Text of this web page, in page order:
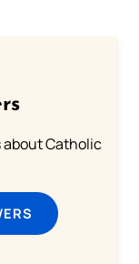
Catholic